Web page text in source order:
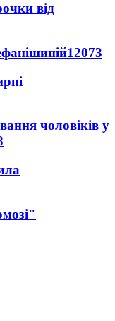
від
12073
чоловіків у